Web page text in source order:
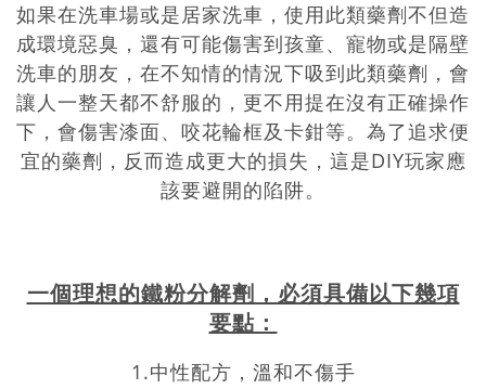
如果在洗車場或是居家洗車，使用此類藥劑不但造
成環境惡臭，還有可能傷害到孩童、寵物或是隔壁
洗車的朋友，在不知情的情況下吸到此類藥劑，會
讓人一整天都不舒服的，更不用提在沒有正確操作
下，會傷害漆面、咬花輪框及卡鉗等。為了追求便
宜的藥劑，反而造成更大的損失，這是DIY玩家應
該要避開的陷阱。
一個理想的鐵粉分解劑，必須具備以下幾項
要點：
1.中性配方，溫和不傷手